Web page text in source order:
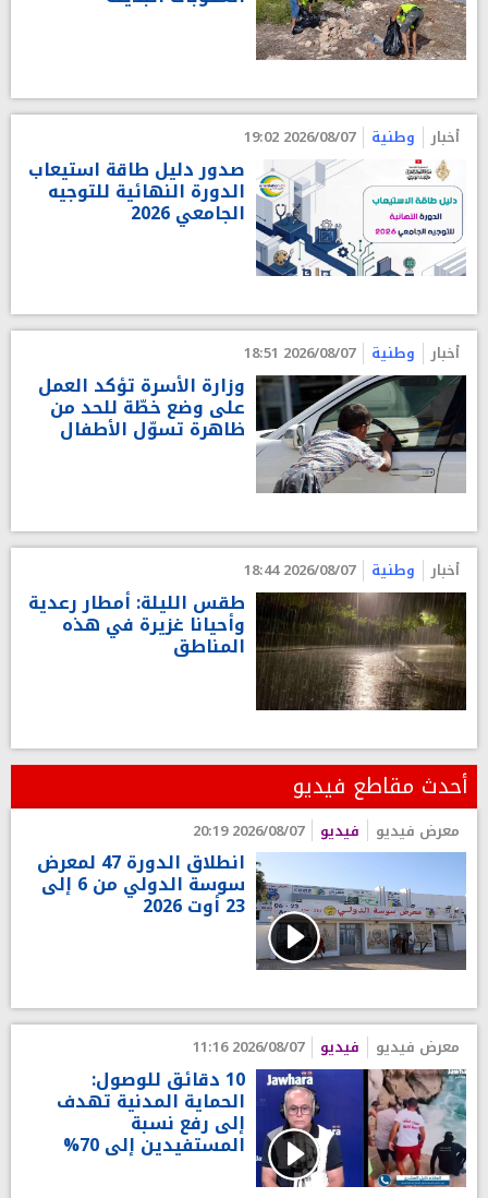
أخبار وطنية 2026/08/07 19:02
صدور دليل طاقة استيعاب
الدورة النهائية للتوجيه
الجامعي 2026
أخبار وطنية 2026/08/07 18:51
وزارة الأسرة تؤكد العمل
على وضع خطّة للحد من
ظاهرة تسوّل الأطفال
أخبار وطنية 2026/08/07 18:44
طقس الليلة: أمطار رعدية
وأحيانا غزيرة في هذه
المناطق
أحدث مقاطع فيديو
معرض فيديو فيديو 2026/08/07 20:19
انطلاق الدورة 47 لمعرض
سوسة الدولي من 6 إلى
23 أوت 2026
معرض فيديو فيديو 2026/08/07 11:16
10 دقائق للوصول:
الحماية المدنية تهدف
إلى رفع نسبة
المستفيدين إلى 70%